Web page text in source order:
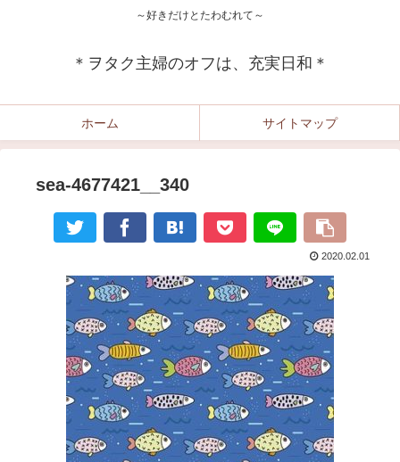
～好きだけとたわむれて～
＊ヲタク主婦のオフは、充実日和＊
ホーム サイトマップ
sea-4677421__340
2020.02.01